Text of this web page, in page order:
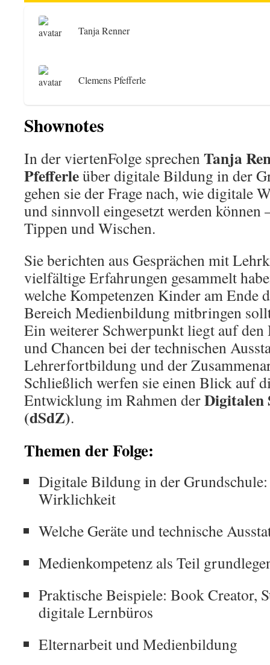
Tanja Renner
Clemens Pfefferle
Shownotes
In der viertenFolge sprechenTanja
Pfefferleüber digitale Bildung in der
gehen sie der Frage nach, wie digitale
und sinnvoll eingesetzt werden können
Tippen und Wischen.
Sie berichten aus Gesprächen mit
vielfältige Erfahrungen gesammelt
welche Kompetenzen Kinder am Ende
Bereich Medienbildung mitbringen
Ein weiterer Schwerpunkt liegt auf den
und Chancen bei der technischen
Lehrerfortbildung und der
Schließlich werfen sie einen Blick auf
Entwicklung im Rahmen derDigitalen
(dSdZ).
Themen der Folge:
Digitale Bildung in der
Wirklichkeit
Welche Geräte und technische
Medienkompetenz als Teil
Praktische Beispiele: Book Creator,
digitale Lernbüros
Elternarbeit und Medienbildung